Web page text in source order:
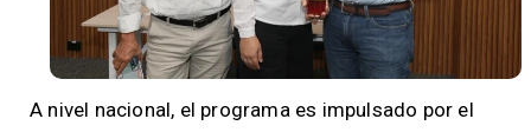
A nivel nacional, el programa es impulsado por el